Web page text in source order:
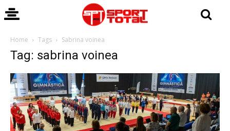
Home Tags Sabrina voinea
Tag: sabrina voinea